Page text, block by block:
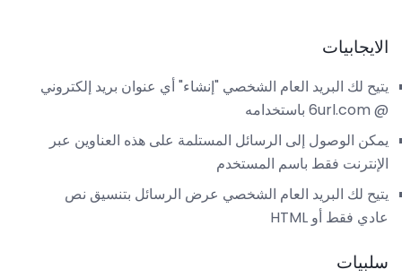
الايجابيات
يتيح لك البريد العام الشخصي "إنشاء" أي عنوان بريد إلكتروني
@ 6url.com باستخدامه
يمكن الوصول إلى الرسائل المستلمة على هذه العناوين عبر
الإنترنت فقط باسم المستخدم
يتيح لك البريد العام الشخصي عرض الرسائل بتنسيق نص
عادي فقط أو HTML
سلبيات